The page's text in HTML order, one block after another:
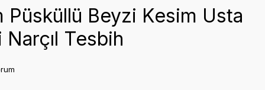
Püsküllü Beyzi Kesim Usta
Tesbih